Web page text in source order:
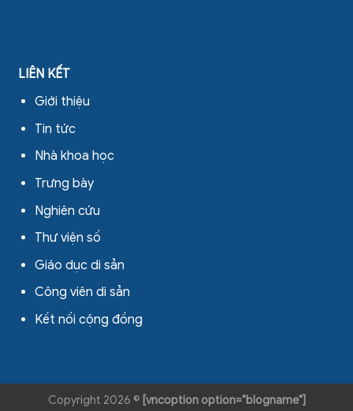
LIÊN KẾT
Giới thiệu
Tin tức
Nhà khoa học
Trưng bày
Nghiên cứu
Thư viện số
Giáo dục di sản
Công viên di sản
Kết nối cộng đồng
Copyright 2026 © [vncoption option="blogname"]